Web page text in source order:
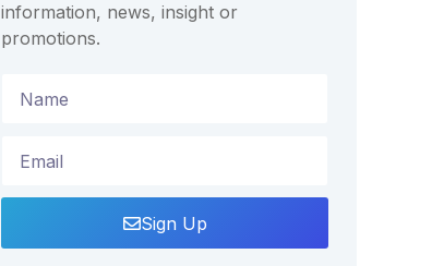
information, news, insight or
promotions.
Sign Up